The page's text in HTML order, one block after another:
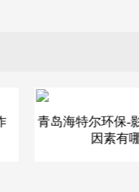
青岛海特尔环保-
因素有